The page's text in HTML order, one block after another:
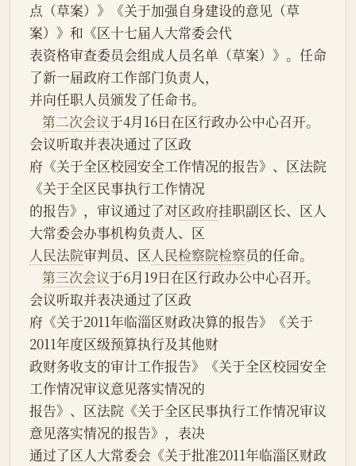
点（草案）》《关于加强自身建设的意见（草
案）》和《区十七届人大常委会代
表资格审查委员会组成人员名单（草案）》。任命
了新一届政府工作部门负责人，
并向任职人员颁发了任命书。
第二次会议于4月16日在区行政办公中心召开。
会议听取并表决通过了区政
府《关于全区校园安全工作情况的报告》、区法院
《关于全区民事执行工作情况
的报告》，审议通过了对区政府挂职副区长、区人
大常委会办事机构负责人、区
人民法院审判员、区人民检察院检察员的任命。
第三次会议于6月19日在区行政办公中心召开。
会议听取并表决通过了区政
府《关于2011年临淄区财政决算的报告》《关于
2011年度区级预算执行及其他财
政财务收支的审计工作报告》《关于全区校园安全
工作情况审议意见落实情况的
报告》、区法院《关于全区民事执行工作情况审议
意见落实情况的报告》，表决
通过了区人大常委会《关于批准2011年临淄区财政